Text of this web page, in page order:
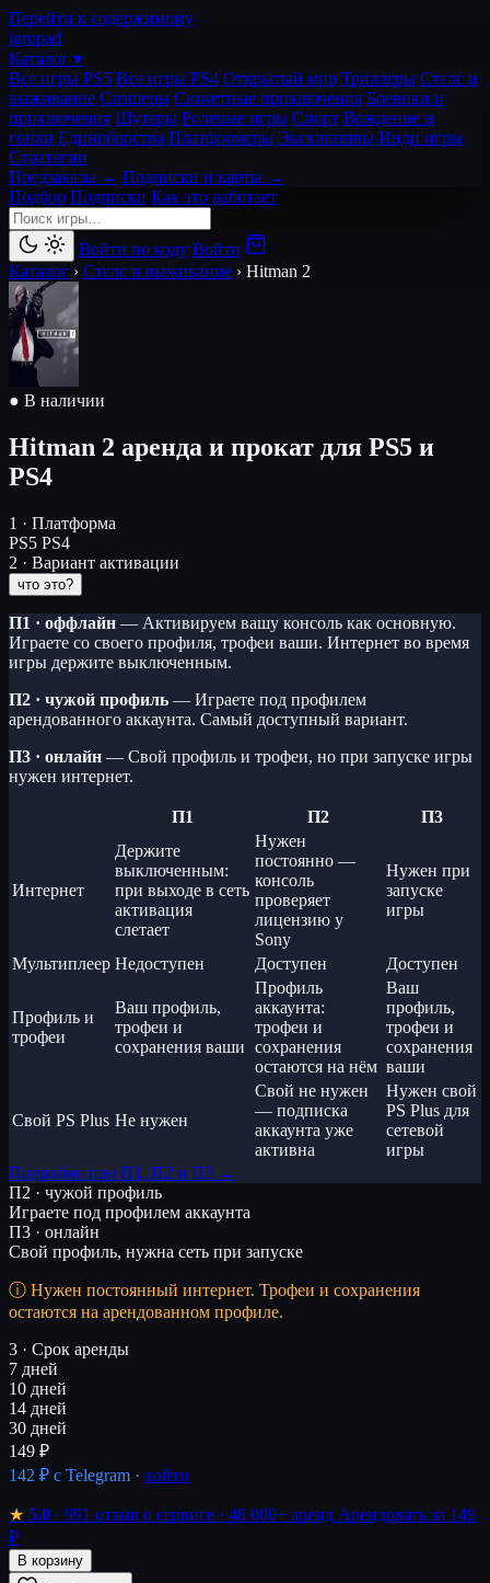
Перейти к содержимому
igropad
Каталог ▾
Все игры PS5 Все игры PS4 Открытый мир Триллеры Стелс и
выживание Слэшеры Сюжетные приключения Боевики и
приключения Шутеры Ролевые игры Спорт Вождение и
гонки Единоборства Платформеры Эксклюзивы Инди игры
Стратегии
Предзаказы → Подписки и карты →
Подбор Подписки Как это работает
Войти по коду Войти
Каталог › Стелс и выживание › Hitman 2
● В наличии
Hitman 2 аренда и прокат для PS5 и
PS4
1 · Платформа
PS5 PS4
2 · Вариант активации
что это?
П1 · оффлайн — Активируем вашу консоль как основную.
Играете со своего профиля, трофеи ваши. Интернет во время
игры держите выключенным.
П2 · чужой профиль — Играете под профилем
арендованного аккаунта. Самый доступный вариант.
П3 · онлайн — Свой профиль и трофеи, но при запуске игры
нужен интернет.
П1 П2 П3
Интернет
Держите
выключенным:
при выходе в сеть
активация
слетает
Нужен
постоянно —
консоль
проверяет
лицензию у
Sony
Нужен при
запуске
игры
Мультиплеер Недоступен Доступен Доступен
Профиль и
трофеи
Ваш профиль,
трофеи и
сохранения ваши
Профиль
аккаунта:
трофеи и
сохранения
остаются на нём
Ваш
профиль,
трофеи и
сохранения
ваши
Свой PS Plus Не нужен
Свой не нужен
— подписка
аккаунта уже
активна
Нужен свой
PS Plus для
сетевой
игры
Подробно про П1, П2 и П3 →
П2 · чужой профиль
Играете под профилем аккаунта
П3 · онлайн
Свой профиль, нужна сеть при запуске
Нужен постоянный интернет. Трофеи и сохранения
остаются на арендованном профиле.
3 · Срок аренды
7 дней
10 дней
14 дней
30 дней
149 ₽
142 ₽ с Telegram · войти
★ 5.0 · 991 отзыв о сервисе · 48 000+ аренд Арендовать за 149
₽
В корзину